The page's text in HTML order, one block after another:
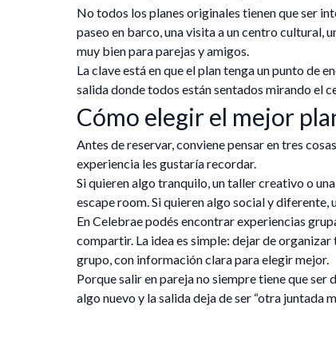
No todos los planes originales tienen que ser
paseo en barco, una visita a un centro cultural,
muy bien para parejas y amigos.
La clave está en que el plan tenga un punto de
salida donde todos están sentados mirando el
Cómo elegir el mejor
Antes de reservar, conviene pensar en tres
experiencia les gustaría recordar.
Si quieren algo tranquilo, un taller creativo o
escape room. Si quieren algo social y diferente,
En Celebrae podés encontrar experiencias
compartir. La idea es simple: dejar de
grupo, con información clara para elegir mejor.
Porque salir en pareja no siempre tiene que ser
algo nuevo y la salida deja de ser “otra juntada